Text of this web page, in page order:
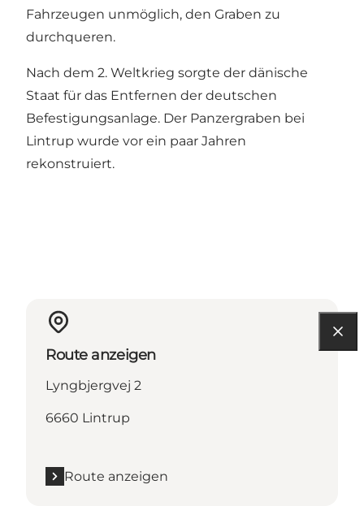
Fahrzeugen unmöglich, den Graben zu
durchqueren.
Nach dem 2. Weltkrieg sorgte der dänische
Staat für das Entfernen der deutschen
Befestigungsanlage. Der Panzergraben bei
Lintrup wurde vor ein paar Jahren
rekonstruiert.
Route anzeigen
Lyngbjergvej 2
6660 Lintrup
Route anzeigen